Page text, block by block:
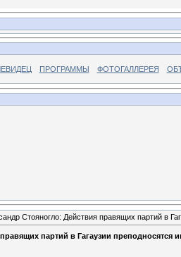
ПРОГРАММЫ ФОТОГАЛЛЕРЕЯ
Стояногло: Действия правящих партий в
партий в Гагаузии преподносятся